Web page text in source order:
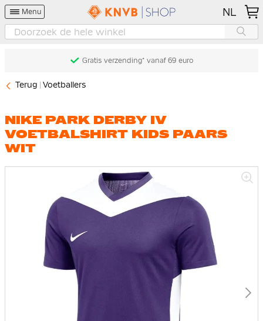
Menu NL
Gratis verzending* vanaf 69 euro
Terug Voetballers
NIKE PARK DERBY IV
VOETBALSHIRT KIDS PAARS
WIT